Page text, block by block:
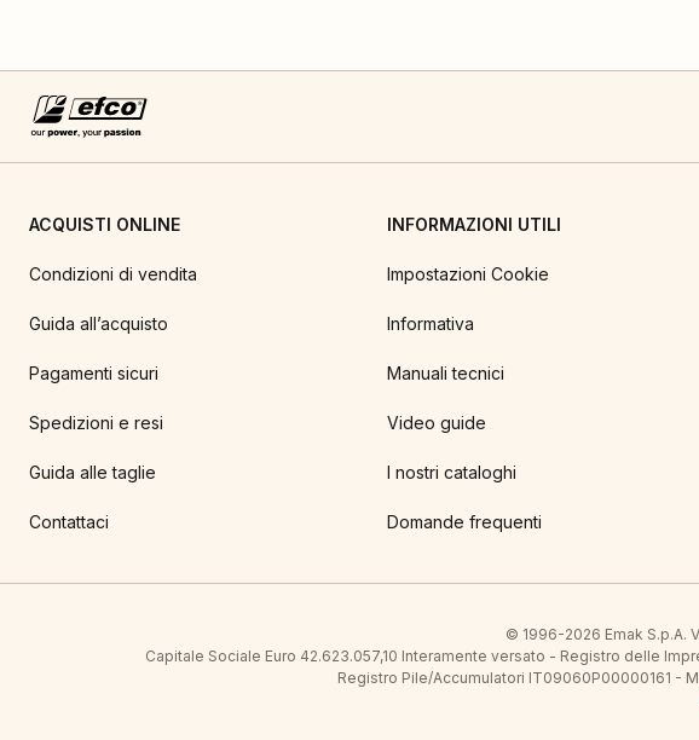
ACQUISTI ONLINE
Condizioni di vendita
Guida all’acquisto
Pagamenti sicuri
Spedizioni e resi
Guida alle taglie
Contattaci
INFORMAZIONI UTILI
Impostazioni Cookie
Informativa
Manuali tecnici
Video guide
I nostri cataloghi
Domande frequenti
© 1996-2026 Emak S.p.A.
Capitale Sociale Euro 42.623.057,10 Interamente versato - Registro delle
Registro Pile/Accumulatori IT09060P00000161 -